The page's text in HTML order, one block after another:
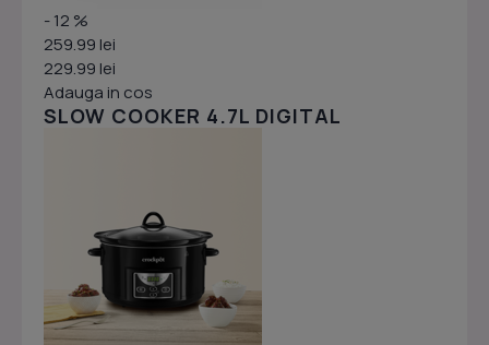
- 12 %
259.99 lei
229.99 lei
Adauga in cos
SLOW COOKER 4.7L DIGITAL